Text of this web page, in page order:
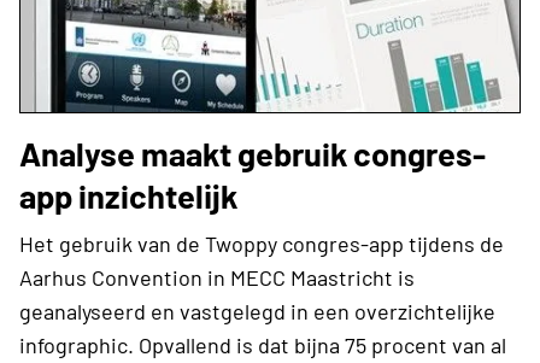
Analyse maakt gebruik congres-
app inzichtelijk
Het gebruik van de Twoppy congres-app tijdens de
Aarhus Convention in MECC Maastricht is
geanalyseerd en vastgelegd in een overzichtelijke
infographic. Opvallend is dat bijna 75 procent van al